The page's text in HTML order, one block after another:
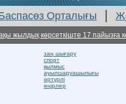
Орталығы
көрсеткіште 17 пайызға
заң шығару
спорт
қылмыс
ауылшаруашылығы
әртүрлі
өңірлер